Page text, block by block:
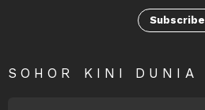
Subscribe
SOHOR KINI DUNIA